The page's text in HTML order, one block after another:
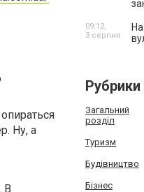
Ну, а
В
09:12,
3 серпня
Рубрики
Загальний
розділ
Туризм
Будівництво
Бізнес